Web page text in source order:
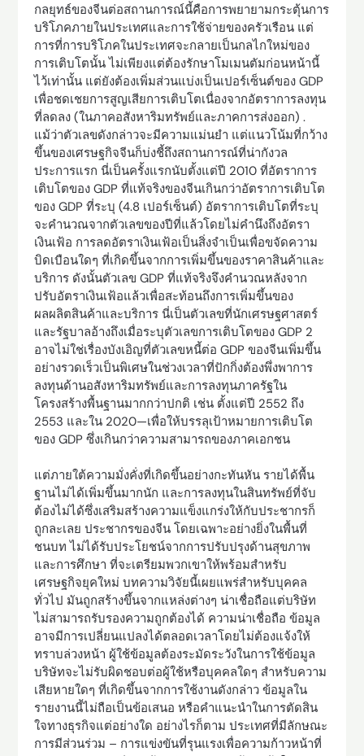
กลยุทธ์ของจีนต่อสถานการณ์นี้คือการพยายามกระตุ้นการ
บริโภคภายในประเทศและการใช้จ่ายของครัวเรือน แต่
การที่การบริโภคในประเทศจะกลายเป็นกลไกใหม่ของ
การเติบโตนั้น ไม่เพียงแต่ต้องรักษาโมเมนตัมก่อนหน้านี้
ไว้เท่านั้น แต่ยังต้องเพิ่มส่วนแบ่งเป็นเปอร์เซ็นต์ของ GDP
เพื่อชดเชยการสูญเสียการเติบโตเนื่องจากอัตราการลงทุน
ที่ลดลง (ในภาคอสังหาริมทรัพย์และภาคการส่งออก) .
แม้ว่าตัวเลขดังกล่าวจะมีความแม่นยำ แต่แนวโน้มที่กว้าง
ขึ้นของเศรษฐกิจจีนก็บ่งชี้ถึงสถานการณ์ที่น่ากังวล
ประการแรก นี่เป็นครั้งแรกนับตั้งแต่ปี 2010 ที่อัตราการ
เติบโตของ GDP ที่แท้จริงของจีนเกินกว่าอัตราการเติบโต
ของ GDP ที่ระบุ (4.8 เปอร์เซ็นต์) อัตราการเติบโตที่ระบุ
จะคำนวณจากตัวเลขของปีที่แล้วโดยไม่คำนึงถึงอัตรา
เงินเฟ้อ การลดอัตราเงินเฟ้อเป็นสิ่งจำเป็นเพื่อขจัดความ
บิดเบือนใดๆ ที่เกิดขึ้นจากการเพิ่มขึ้นของราคาสินค้าและ
บริการ ดังนั้นตัวเลข GDP ที่แท้จริงจึงคำนวณหลังจาก
ปรับอัตราเงินเฟ้อแล้วเพื่อสะท้อนถึงการเพิ่มขึ้นของ
ผลผลิตสินค้าและบริการ นี่เป็นตัวเลขที่นักเศรษฐศาสตร์
และรัฐบาลอ้างถึงเมื่อระบุตัวเลขการเติบโตของ GDP 2
อาจไม่ใช่เรื่องบังเอิญที่ตัวเลขหนี้ต่อ GDP ของจีนเพิ่มขึ้น
อย่างรวดเร็วเป็นพิเศษในช่วงเวลาที่ปักกิ่งต้องพึ่งพาการ
ลงทุนด้านอสังหาริมทรัพย์และการลงทุนภาครัฐใน
โครงสร้างพื้นฐานมากกว่าปกติ เช่น ตั้งแต่ปี 2552 ถึง
2553 และใน 2020—เพื่อให้บรรลุเป้าหมายการเติบโต
ของ GDP ซึ่งเกินกว่าความสามารถของภาคเอกชน
แต่ภายใต้ความมั่งคั่งที่เกิดขึ้นอย่างกะทันหัน รายได้พื้น
ฐานไม่ได้เพิ่มขึ้นมากนัก และการลงทุนในสินทรัพย์ที่จับ
ต้องไม่ได้ซึ่งเสริมสร้างความแข็งแกร่งให้กับประชากรก็
ถูกละเลย ประชากรของจีน โดยเฉพาะอย่างยิ่งในพื้นที่
ชนบท ไม่ได้รับประโยชน์จากการปรับปรุงด้านสุขภาพ
และการศึกษา ที่จะเตรียมพวกเขาให้พร้อมสำหรับ
เศรษฐกิจยุคใหม่ บทความวิจัยนี้เผยแพร่สำหรับบุคคล
ทั่วไป มันถูกสร้างขึ้นจากแหล่งต่างๆ น่าเชื่อถือแต่บริษัท
ไม่สามารถรับรองความถูกต้องได้ ความน่าเชื่อถือ ข้อมูล
อาจมีการเปลี่ยนแปลงได้ตลอดเวลาโดยไม่ต้องแจ้งให้
ทราบล่วงหน้า ผู้ใช้ข้อมูลต้องระมัดระวังในการใช้ข้อมูล
บริษัทจะไม่รับผิดชอบต่อผู้ใช้หรือบุคคลใดๆ สำหรับความ
เสียหายใดๆ ที่เกิดขึ้นจากการใช้งานดังกล่าว ข้อมูลใน
รายงานนี้ไม่ถือเป็นข้อเสนอ หรือคำแนะนำในการตัดสิน
ใจทางธุรกิจแต่อย่างใด อย่างไรก็ตาม ประเทศที่มีลักษณะ
การมีส่วนร่วม – การแข่งขันที่รุนแรงเพื่อความก้าวหน้าที่